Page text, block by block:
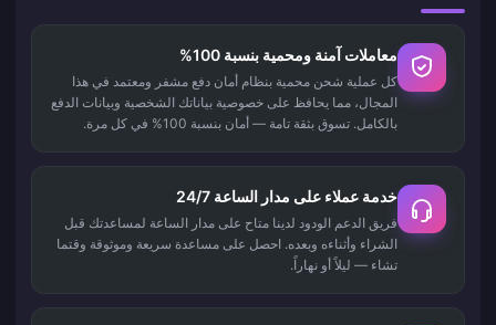
معاملات آمنة ومحمية بنسبة 100%
كل عملية شحن محمية بنظام أمان دفع مشفر ومعتمد في هذا
المجال، مما يحافظ على خصوصية بياناتك الشخصية وبيانات الدفع
بالكامل. تسوق بثقة تامة — أمان بنسبة 100% في كل مرة.
خدمة عملاء على مدار الساعة 24/7
فريق الدعم الودود لدينا متاح على مدار الساعة لمساعدتك قبل
الشراء وأثناءه وبعده. احصل على مساعدة سريعة وموثوقة وقتما
تشاء — ليلاً أو نهاراً.